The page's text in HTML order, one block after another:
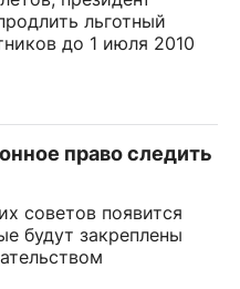
льготный
до 1 июля 2010
право следить
советов появится
будут закреплены